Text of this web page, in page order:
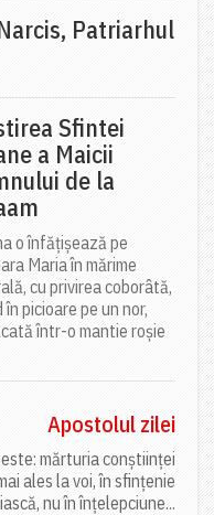
Patriarhul
Sfintei
a Maicii
de la
o înfățișează pe
Maria în mărime
cu privirea coborâtă,
picioare pe un nor,
într-o mantie roșie
Apostolul zilei
mărturia conștiinței
ales la voi, în sfințenie
nu în înțelepciune...